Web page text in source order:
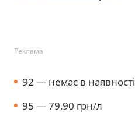
Реклама
92 — немає в наявності
95 — 79.90 грн/л